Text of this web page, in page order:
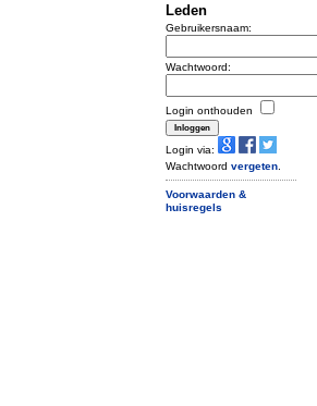
Leden
Gebruikersnaam:
Wachtwoord:
Login onthouden
Login via:
Wachtwoord vergeten
Voorwaarden &
huisregels